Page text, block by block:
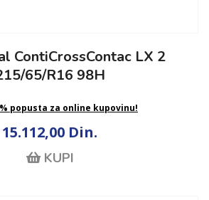
ContiCrossContac LX 2
65/R16 98H
popusta za online kupovinu!
15.112,00 Din.
KUPI